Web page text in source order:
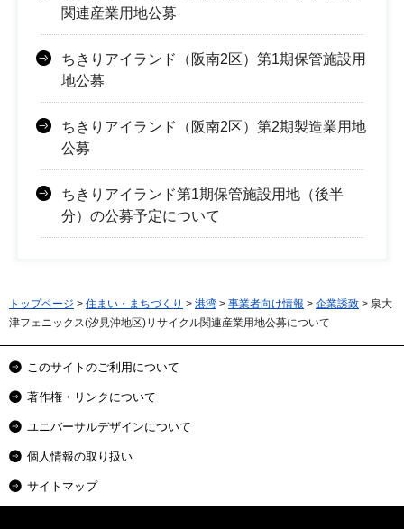
関連産業用地公募
ちきりアイランド（阪南2区）第1期保管施設用
地公募
ちきりアイランド（阪南2区）第2期製造業用地
公募
ちきりアイランド第1期保管施設用地（後半
分）の公募予定について
トップページ > 住まい・まちづくり > 港湾 > 事業者向け情報 > 企業誘致 > 泉大
津フェニックス(汐見沖地区)リサイクル関連産業用地公募について
このサイトのご利用について
著作権・リンクについて
ユニバーサルデザインについて
個人情報の取り扱い
サイトマップ